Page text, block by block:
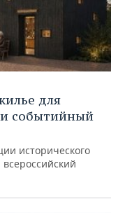
для
событийный
исторического